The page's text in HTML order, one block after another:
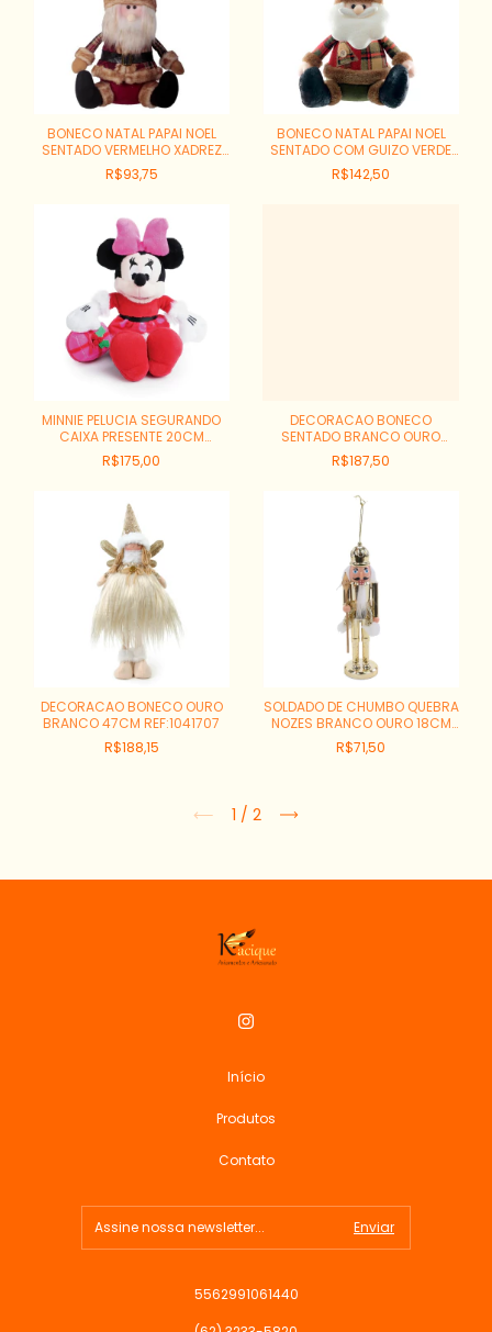
BONECO NATAL PAPAI NOEL
SENTADO VERMELHO XADREZ
40X25CM REF:80983001
R$93,75
BONECO NATAL PAPAI NOEL
SENTADO COM GUIZO VERDE
VERMELHO 21CM
REF:60685001
R$142,50
MINNIE PELUCIA SEGURANDO
CAIXA PRESENTE 20CM
REF:1054482
R$175,00
DECORACAO BONECO
SENTADO BRANCO OURO
46CM REF:1041710
R$187,50
DECORACAO BONECO OURO
BRANCO 47CM REF:1041707
R$188,15
SOLDADO DE CHUMBO QUEBRA
NOZES BRANCO OURO 18CM
REF:1005373
R$71,50
1 / 2
Início
Produtos
Contato
5562991061440